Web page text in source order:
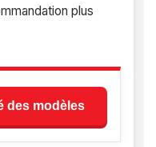
plus
des modèles